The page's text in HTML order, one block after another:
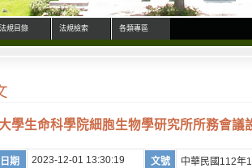
法規目錄 法規檢索 各類專區
學生命科學院細胞生物學研究所所務會議
期 2023-12-01 13:30:19 文號 中華民國112年